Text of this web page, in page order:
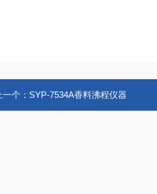
一个： SYP-7534A香料沸程仪器